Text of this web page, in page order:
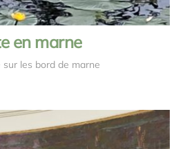
en marne
les bord de marne